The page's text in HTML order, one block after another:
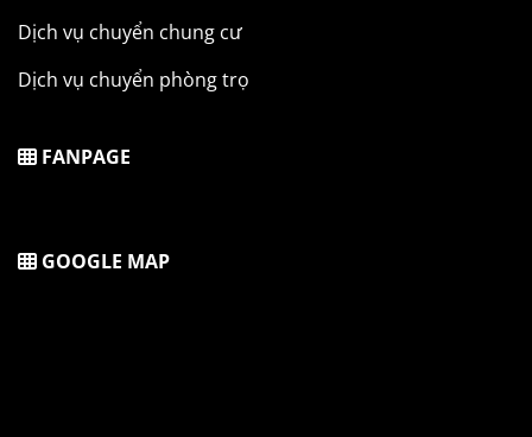
Dịch vụ chuyển chung cư
Dịch vụ chuyển phòng trọ
FANPAGE
GOOGLE MAP